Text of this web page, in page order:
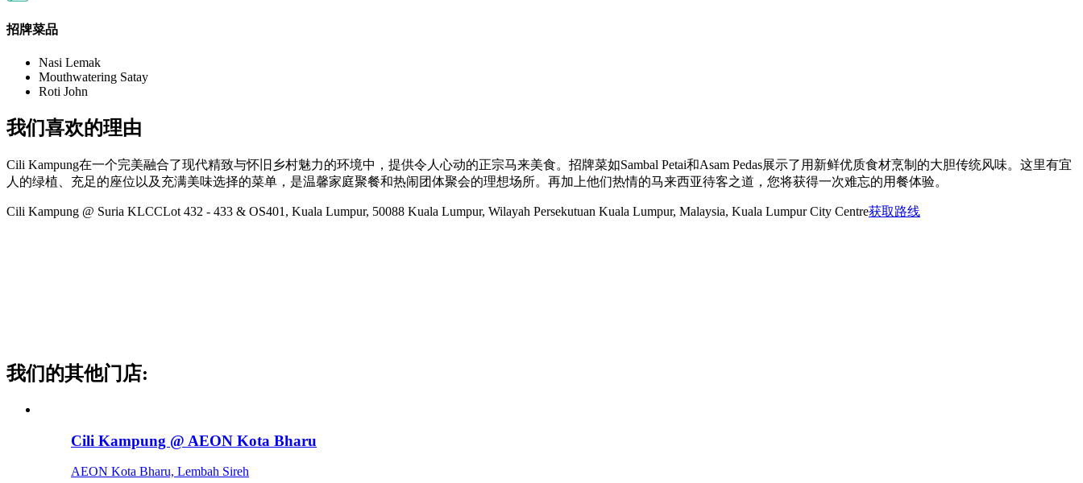
招牌菜品
Nasi Lemak
Mouthwatering Satay
Roti John
我们喜欢的理由
Cili Kampung在一个完美融合了现代精致与怀旧乡村魅力的环境中，提供令人心动的正宗马来美食。招牌菜如Sambal Petai和Asam Pedas展示了用新鲜优质食材烹制的大胆传统风味。这里有宜
人的绿植、充足的座位以及充满美味选择的菜单，是温馨家庭聚餐和热闹团体聚会的理想场所。再加上他们热情的马来西亚待客之道，您将获得一次难忘的用餐体验。
Cili Kampung @ Suria KLCCLot 432 - 433 & OS401, Kuala Lumpur, 50088 Kuala Lumpur, Wilayah Persekutuan Kuala Lumpur, Malaysia, Kuala Lumpur City Centre获取路线
我们的其他门店:
Cili Kampung @ AEON Kota Bharu
AEON Kota Bharu, Lembah Sireh